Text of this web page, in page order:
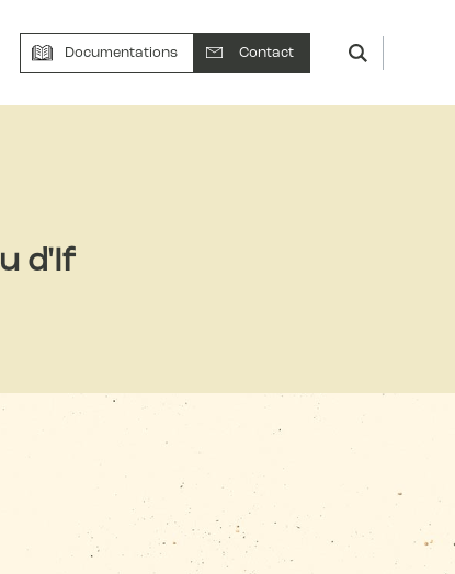
Documentations Contact
d'If